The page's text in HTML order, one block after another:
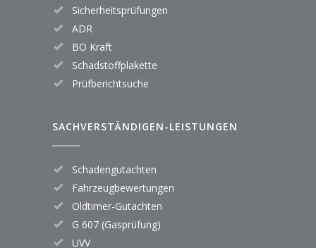
Sicherheitsprüfungen
ADR
BO Kraft
Schadstoffplakette
Prüfberichtsuche
SACHVERSTÄNDIGEN-LEISTUNGEN
Schadengutachten
Fahrzeugbewertungen
Oldtimer-Gutachten
G 607 (Gasprüfung)
UVV